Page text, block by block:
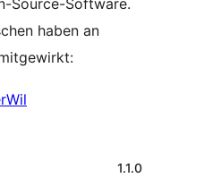
Source-Software.
haben an
1.1.0